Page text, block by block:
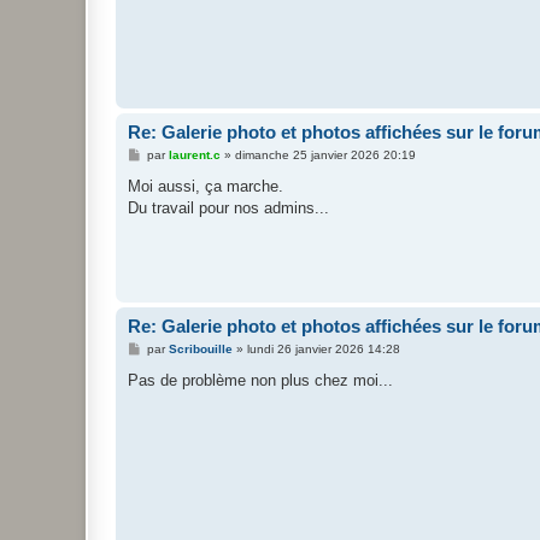
Re: Galerie photo et photos affichées sur le
M
s
a
parlaurent.c » dimanche 25 janvier 2026 20:19
Moi aussi, ça marche.
Du travail pour nos admins...
Re: Galerie photo et photos affichées sur le
M
s
parScribouille» lundi 26 janvier 2026 14:28
Pas de problème non plus chez moi...